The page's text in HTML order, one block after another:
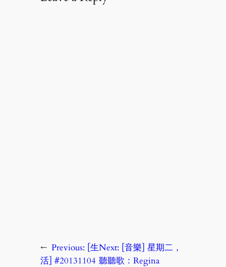
← Previous: [生
活] #20131104
Next: [音樂] 星期二，
聽聽歌：Regina